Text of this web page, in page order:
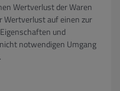
Wertverlust der Waren
Wertverlust auf einen zur
und
notwendigen Umgang